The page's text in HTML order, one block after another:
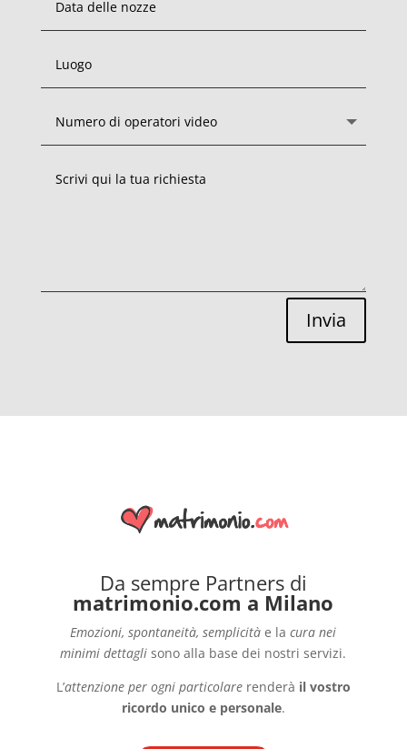
Invia
Da sempre Partners di
matrimonio.com a Milano
Emozioni, spontaneità, semplicità e lacura nei
minimi dettagli sono alla base dei nostri servizi.
L’attenzione per ogni particolarerenderà il vostro
ricordo unico e personale.